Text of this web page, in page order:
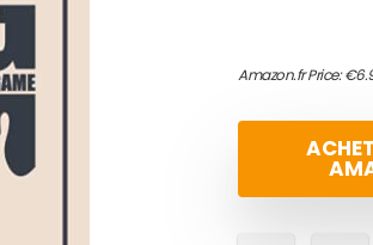
Amazon.fr Price:€